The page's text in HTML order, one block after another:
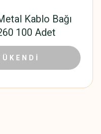
Kablo Bağı
100 Adet
550,56 TL